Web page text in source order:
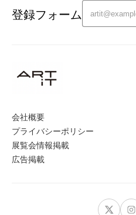
会社概要
プライバシーポリシー
展覧会情報掲載
広告掲載
登録フォーム